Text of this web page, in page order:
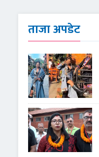
ताजा अपडेट